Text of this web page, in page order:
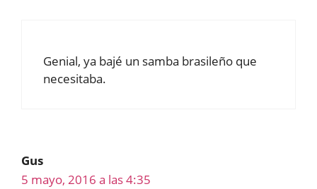
Genial, ya bajé un samba brasileño que
necesitaba.
Gus
5 mayo, 2016 a las 4:35